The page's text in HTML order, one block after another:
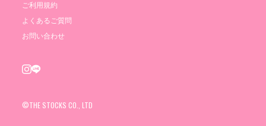
ご利用規約
よくあるご質問
お問い合わせ
©THE STOCKS CO., LTD